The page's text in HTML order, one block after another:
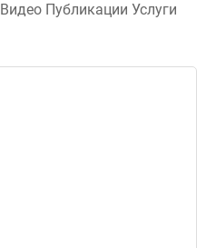
Видео Публикации Услуги